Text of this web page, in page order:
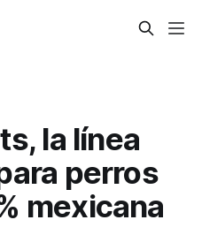
la línea
perros
mexicana